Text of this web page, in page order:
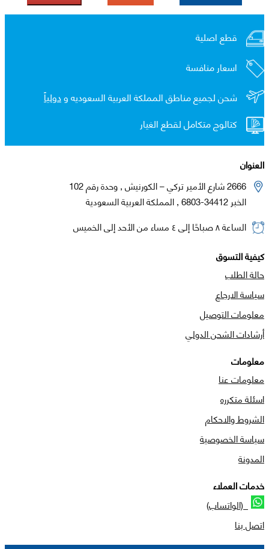
قطع اصلية
اسعار منافسة
شحن لجميع مناطق المملكة العربية السعوديه ودولياً
كتالوج متكامل لقطع الغيار
العنوان
2666 شارع الأمير تركي – الكورنيش , وحدة رقم 102
الخبر 34412-6803 , المملكة العربية السعودية
الساعة ٨ صباحًا إلى ٤ مساء من الأحد إلى الخميس
كيفية التسوق
حالة الطلب
سياسة الارجاع
معلومات التوصيل
أرشادات الشحن الدولي
معلومات
معلومات عنا
اسئلة متكرره
الشروط والاحكام
سياسة الخصوصية
المدونة
خدمات العملاء
(الواتساب)
اتصل بنا